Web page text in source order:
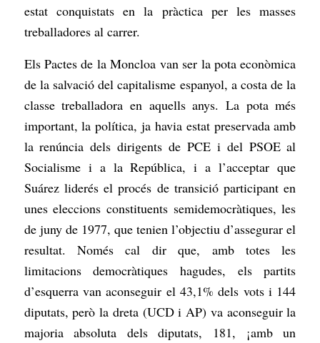
estat conquistats en la pràctica per les masses
treballadores al carrer.
Els Pactes de la Moncloa van ser la pota econòmica
de la salvació del capitalisme espanyol, a costa de la
classe treballadora en aquells anys. La pota més
important, la política, ja havia estat preservada amb
la renúncia dels dirigents de PCE i del PSOE al
Socialisme i a la República, i a l’acceptar que
Suárez liderés el procés de transició participant en
unes eleccions constituents semidemocràtiques, les
de juny de 1977, que tenien l’objectiu d’assegurar el
resultat. Només cal dir que, amb totes les
limitacions democràtiques hagudes, els partits
d’esquerra van aconseguir el 43,1% dels vots i 144
diputats, però la dreta (UCD i AP) va aconseguir la
majoria absoluta dels diputats, 181, ¡amb un